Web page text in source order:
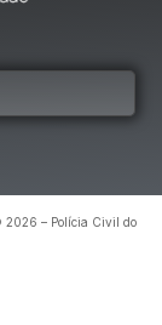
2026 – Polícia Civil do